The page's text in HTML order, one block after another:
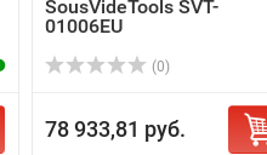
SousVideTools SVT-
01006EU
(0)
78 933,81 руб.